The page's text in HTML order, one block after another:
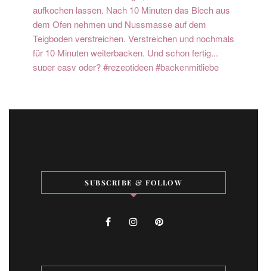
SUBSCRIBE & FOLLOW